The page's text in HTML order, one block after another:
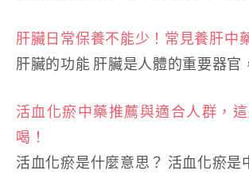
肝臟日常保養不能少！常見養肝中
肝臟的功能 肝臟是人體的重要器官
活血化瘀中藥推薦與適合人群，
喝！
活血化瘀是什麼意思？ 活血化瘀是